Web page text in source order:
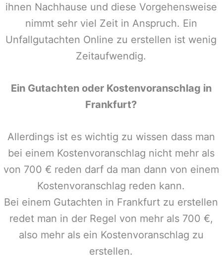
ihnen Nachhause und diese Vorgehensweise
nimmt sehr viel Zeit in Anspruch. Ein
Unfallgutachten Online zu erstellen ist wenig
Zeitaufwendig.
Ein Gutachten oder Kostenvoranschlag in
Frankfurt?
Allerdings ist es wichtig zu wissen dass man
bei einem Kostenvoranschlag nicht mehr als
von 700 € reden darf da man dann von einem
Kostenvoranschlag reden kann.
Bei einem Gutachten in Frankfurt zu erstellen
redet man in der Regel von mehr als 700 €,
also mehr als ein Kostenvoranschlag zu
erstellen.